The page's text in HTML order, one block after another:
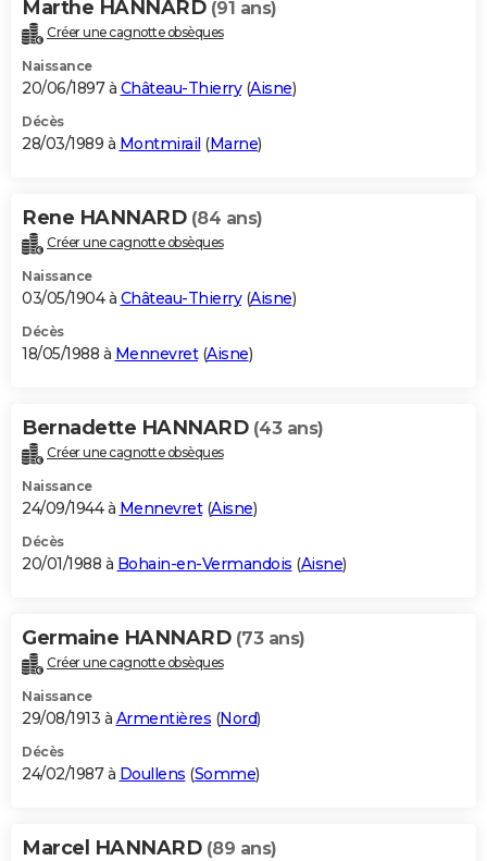
Marthe HANNARD (91 ans)
Créer une cagnotte obsèques
Naissance
20/06/1897 à Château-Thierry(Aisne)
Décès
28/03/1989 à Montmirail (Marne)
Rene HANNARD (84 ans)
Créer une cagnotte obsèques
Naissance
03/05/1904 à Château-Thierry(Aisne)
Décès
18/05/1988 à Mennevret(Aisne)
Bernadette HANNARD (43 ans)
Créer une cagnotte obsèques
Naissance
24/09/1944 à Mennevret(Aisne)
Décès
20/01/1988 à Bohain-en-Vermandois (Aisne)
Germaine HANNARD (73 ans)
Créer une cagnotte obsèques
Naissance
29/08/1913 à Armentières (Nord)
Décès
24/02/1987 à Doullens (Somme)
Marcel HANNARD (89 ans)